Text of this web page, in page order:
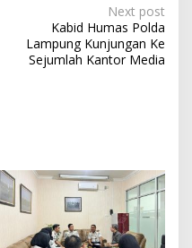
Next post
Kabid Humas Polda
Lampung Kunjungan Ke
Sejumlah Kantor Media